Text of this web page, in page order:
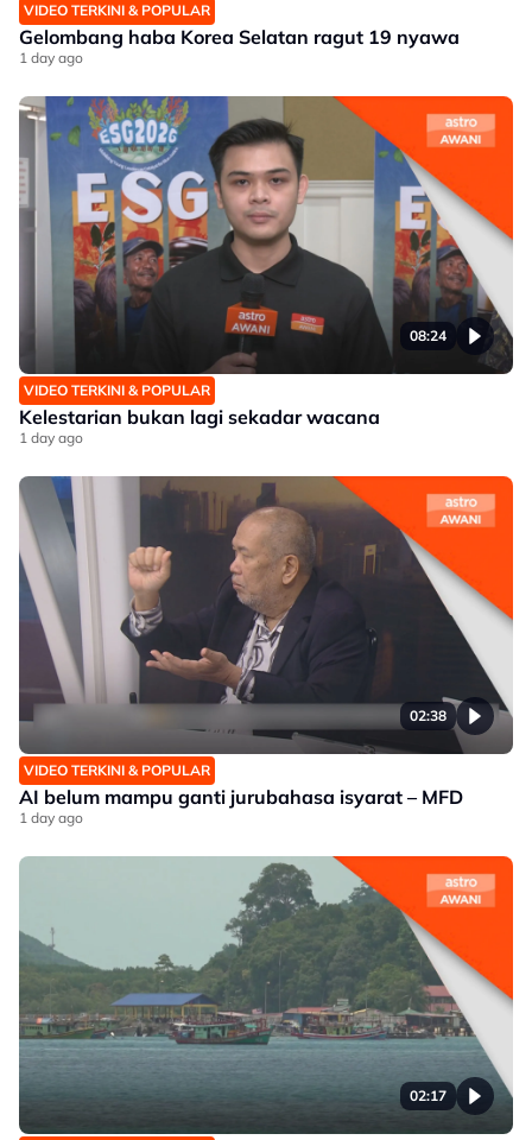
VIDEO TERKINI & POPULAR
Gelombang haba Korea Selatan ragut 19 nyawa
1 day ago
08:24
VIDEO TERKINI & POPULAR
Kelestarian bukan lagi sekadar wacana
1 day ago
02:38
VIDEO TERKINI & POPULAR
AI belum mampu ganti jurubahasa isyarat – MFD
1 day ago
02:17